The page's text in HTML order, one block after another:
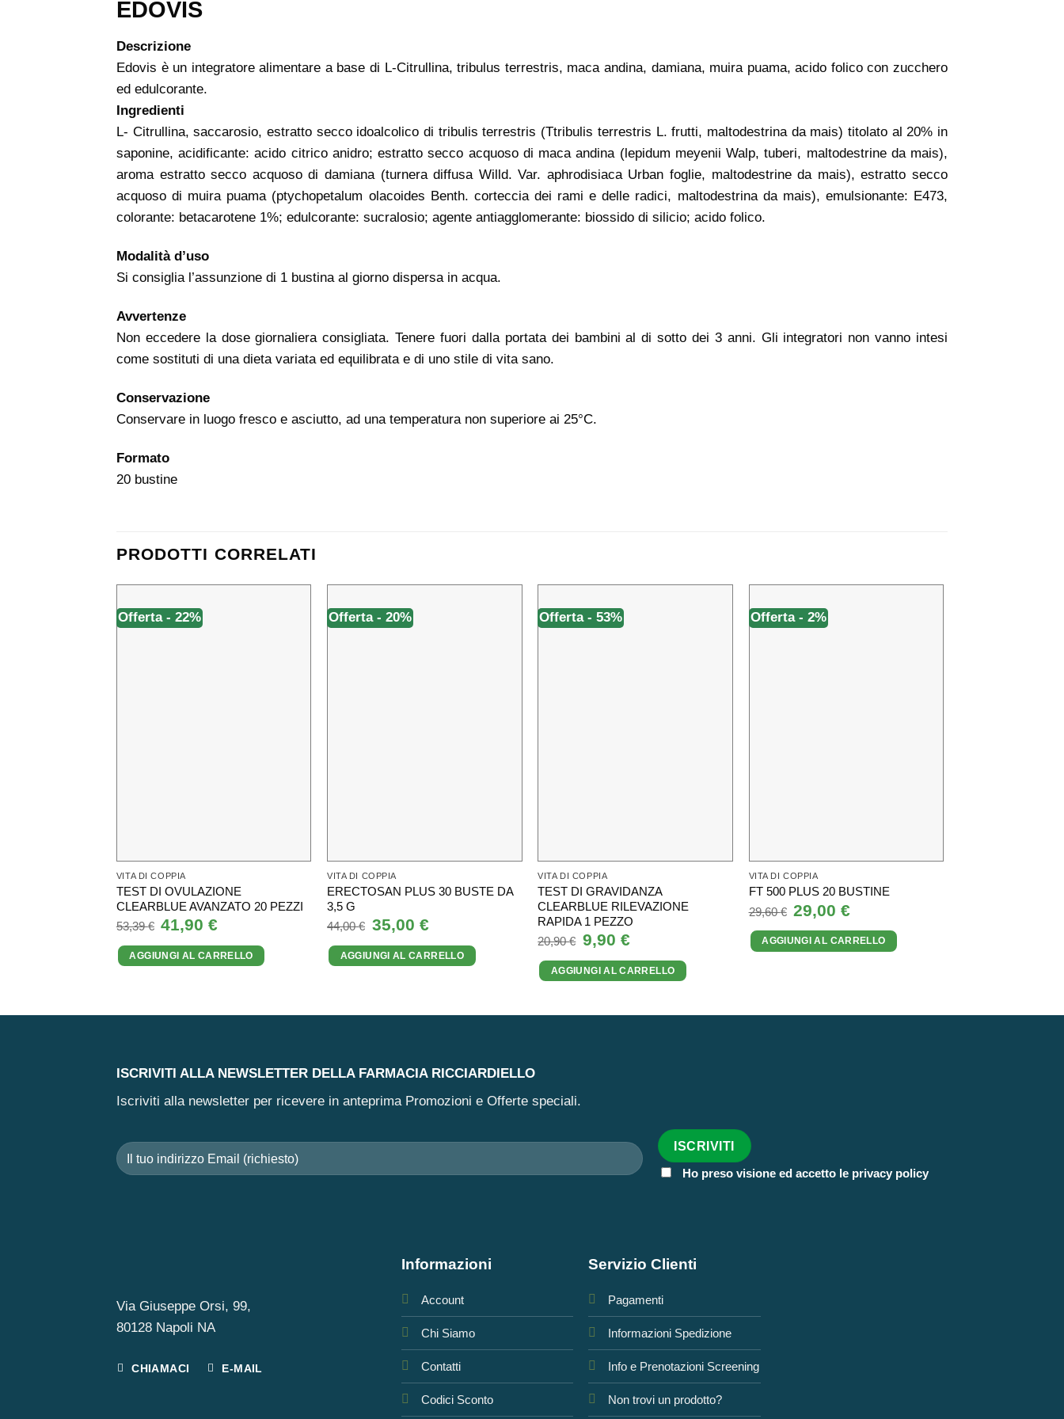
EDOVIS
Descrizione
Edovis è un integratore alimentare a base di L-Citrullina, tribulus terrestris, maca andina, damiana, muira puama, acido folico con zucchero
ed edulcorante.
Ingredienti
L- Citrullina, saccarosio, estratto secco idoalcolico di tribulis terrestris (Ttribulis terrestris L. frutti, maltodestrina da mais) titolato al 20% in
saponine, acidificante: acido citrico anidro; estratto secco acquoso di maca andina (lepidum meyenii Walp, tuberi, maltodestrine da mais),
aroma estratto secco acquoso di damiana (turnera diffusa Willd. Var. aphrodisiaca Urban foglie, maltodestrine da mais), estratto secco
acquoso di muira puama (ptychopetalum olacoides Benth. corteccia dei rami e delle radici, maltodestrina da mais), emulsionante: E473,
colorante: betacarotene 1%; edulcorante: sucralosio; agente antiagglomerante: biossido di silicio; acido folico.
Modalità d’uso
Si consiglia l’assunzione di 1 bustina al giorno dispersa in acqua.
Avvertenze
Non eccedere la dose giornaliera consigliata. Tenere fuori dalla portata dei bambini al di sotto dei 3 anni. Gli integratori non vanno intesi
come sostituti di una dieta variata ed equilibrata e di uno stile di vita sano.
Conservazione
Conservare in luogo fresco e asciutto, ad una temperatura non superiore ai 25°C.
Formato
20 bustine
PRODOTTI CORRELATI
Offerta - 22%
VITA DI COPPIA
TEST DI OVULAZIONE
CLEARBLUE AVANZATO 20 PEZZI
53,39€ Il
prezzo
originale
era:
53,39 €.
41,90€
attuale
è:
41,90 €.
AGGIUNGI AL CARRELLO
Offerta - 20%
VITA DI COPPIA
ERECTOSAN PLUS 30 BUSTE DA
3,5 G
44,00€ Il
prezzo
originale
era:
44,00 €.
35,00 €Il
prezzo
attuale
è:
35,00 €.
AGGIUNGI AL CARRELLO
Offerta - 53%
VITA DI COPPIA
TEST DI GRAVIDANZA
CLEARBLUE RILEVAZIONE
RAPIDA 1 PEZZO
20,90€ Il
prezzo
originale
era:
20,90 €.
9,90 €Il
prezzo
attuale
è:
9,90 €.
AGGIUNGI AL CARRELLO
Offerta - 2%
VITA DI COPPIA
FT 500 PLUS 20 BUSTINE
29,60€ Il
prezzo
originale
era:
29,60 €.
29,00€
attuale
è:
29,00 €.
AGGIUNGI AL CARRELLO
ISCRIVITI ALLA NEWSLETTER DELLA FARMACIA RICCIARDIELLO
Iscriviti alla newsletter per ricevere in anteprima Promozioni e Offerte speciali.
Ho preso visione ed accetto le privacy policy
Via Giuseppe Orsi, 99,
80128 Napoli NA
CHIAMACI E-MAIL
Informazioni
Account
Chi Siamo
Contatti
Codici Sconto
Servizio Clienti
Pagamenti
Informazioni Spedizione
Info e Prenotazioni Screening
Non trovi un prodotto?